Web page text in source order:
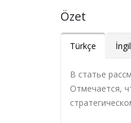
Özet
Türkçe
В статье
Отмечается,